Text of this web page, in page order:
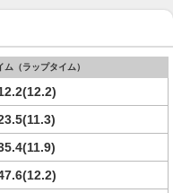
ム（ラップタイム）